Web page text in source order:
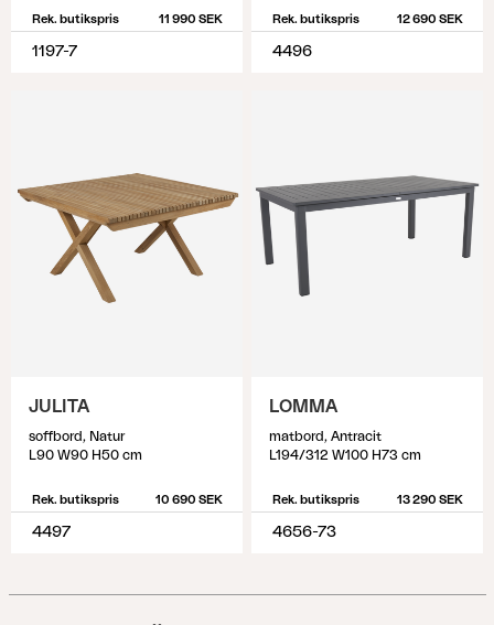
Rek. butikspris 11 990 SEK
1197-7
Rek. butikspris 12 690 SEK
4496
JULITA
soffbord, Natur
L90 W90 H50 cm
Rek. butikspris 10 690 SEK
4497
LOMMA
matbord, Antracit
L194/312 W100 H73 cm
Rek. butikspris 13 290 SEK
4656-73